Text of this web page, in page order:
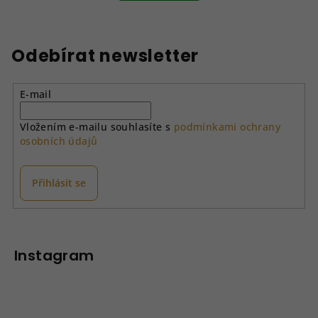
Odebírat newsletter
E-mail
Vložením e-mailu souhlasíte s podmínkami ochrany
osobních údajů
Přihlásit se
Instagram